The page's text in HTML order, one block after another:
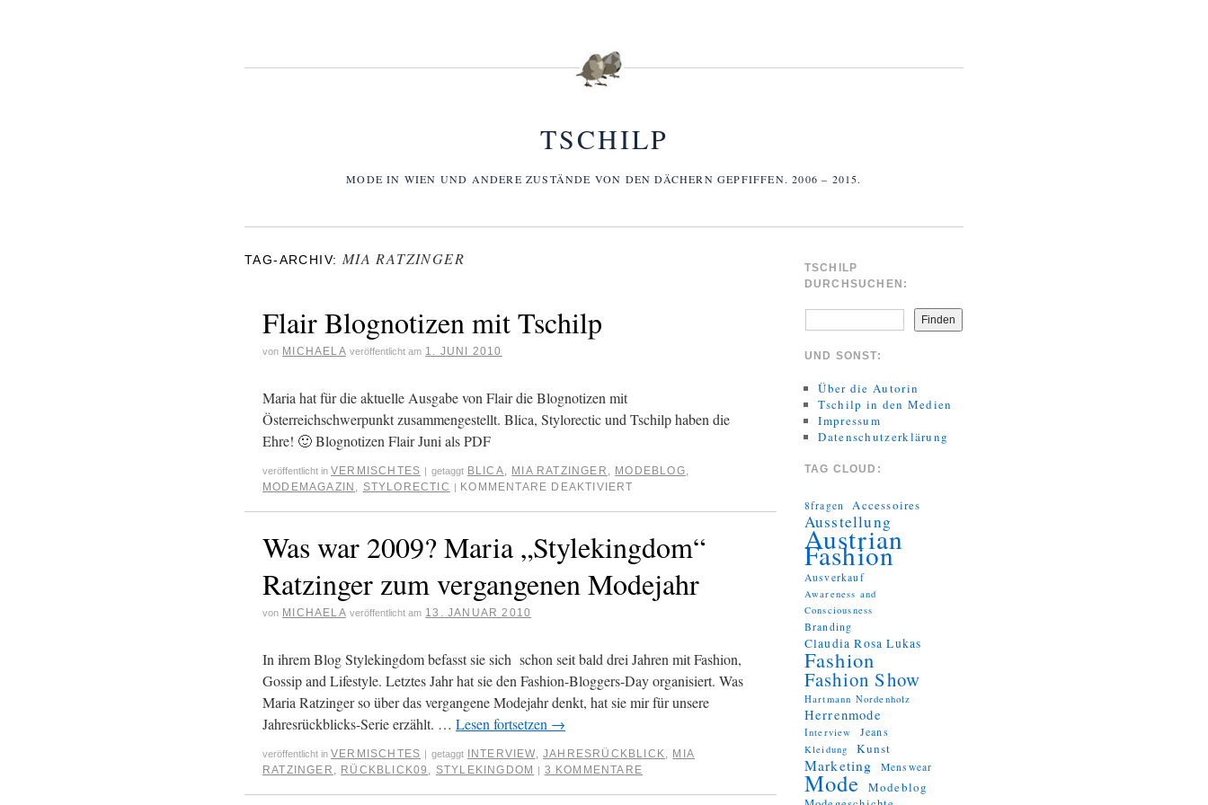
TSCHILP
MODE IN WIEN UND ANDERE ZUSTÄNDE VON DEN DÄCHERN GEPFIFFEN. 2006 – 2015.
TAG-ARCHIV: MIA RATZINGER
Flair Blognotizen mit Tschilp
von MICHAELA veröffentlicht am 1. JUNI 2010
Maria hat für die aktuelle Ausgabe von Flair die Blognotizen mit
Österreichschwerpunkt zusammengestellt. Blica, Stylorectic und Tschilp haben die
Ehre! 🙂 Blognotizen Flair Juni als PDF
veröffentlicht in VERMISCHTES | getaggt BLICA, MIA RATZINGER , MODEBLOG,
MODEMAGAZIN , STYLORECTIC | KOMMENTARE DEAKTIVIERT
Was war 2009? Maria „Stylekingdom“
Ratzinger zum vergangenen Modejahr
von MICHAELA veröffentlicht am 13. JANUAR 2010
In ihrem Blog Stylekingdom befasst sie sich schon seit bald drei Jahren mit Fashion,
Gossip and Lifestyle. Letztes Jahr hat sie den Fashion-Bloggers-Day organisiert. Was
Maria Ratzinger so über das vergangene Modejahr denkt, hat sie mir für unsere
Jahresrückblicks-Serie erzählt. … Lesen fortsetzen →
veröffentlicht in VERMISCHTES | getaggt INTERVIEW,JAHRESRÜCKBLICK, MIA
RATZINGER , RÜCKBLICK09 , STYLEKINGDOM | 3 KOMMENTARE
TSCHILP
DURCHSUCHEN:
Finden
UND SONST:
Über die Autorin
Tschilp in den Medien
Impressum
Datenschutzerklärung
TAG CLOUD:
8fragen Accessoires
Ausstellung
Austrian
Fashion
Ausverkauf
Awareness and
Consciousness
Branding
Claudia Rosa Lukas
Fashion
Fashion Show
Hartmann Nordenholz
Herrenmode
Interview Jeans
Kleidung Kunst
Marketing Menswear
Mode Modeblog